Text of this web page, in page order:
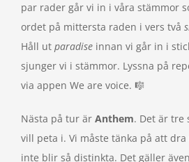
par rader går vi in i våra stämmor
ordet på mittersta raden i vers två
Håll ut paradise innan vi går in i
sjunger vi i stämmor. Lyssna på
via appen We are voice. 🎼
Nästa på tur är Anthem. Det är tre
vill peta i. Vi måste tänka på att dra
inte blir så distinkta. Det gäller